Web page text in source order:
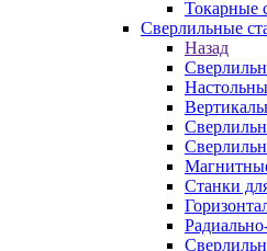
Токарные
Сверлильные
Назад
Станки